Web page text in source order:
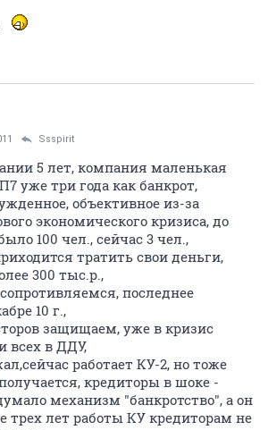
Ssspirit
5 лет, компания маленькая
уже три года как банкрот,
объективное из-за
экономического кризиса, до
100 чел., сейчас 3 чел.,
тратить свои деньги,
300 тыс.р.,
последнее
10 г.,
защищаем, уже в кризис
всех в ДДУ,
работает КУ-2, но тоже
кредиторы в шоке -
механизм "банкротство", а он
трех лет работы КУ кредиторам не